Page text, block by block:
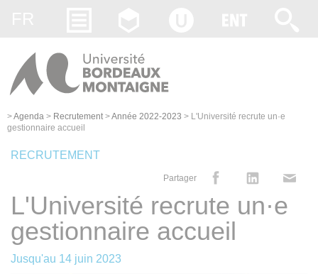
>Agenda > Recrutement >Année 2022-2023 > L'Université recrute un·e
gestionnaire accueil
RECRUTEMENT
Partager
L'Université recrute un·e
gestionnaire accueil
Jusqu'au 14 juin 2023